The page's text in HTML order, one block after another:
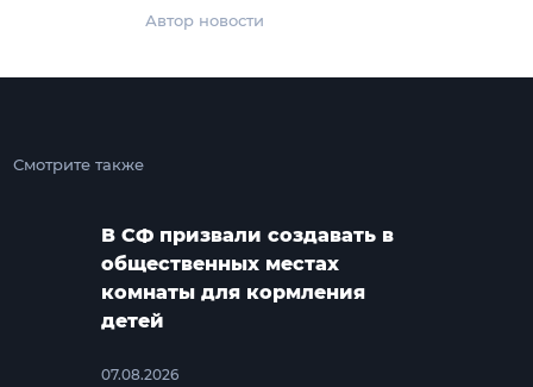
Автор новости
Смотрите также
В СФ призвали создавать в
общественных местах
комнаты для кормления
детей
07.08.2026